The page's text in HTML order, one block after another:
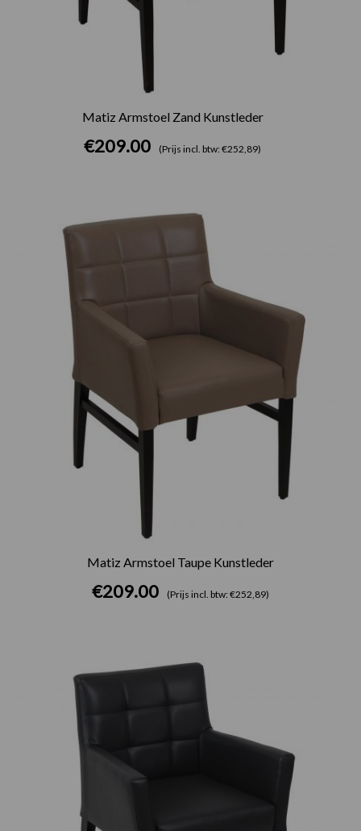
Matiz Armstoel Zand Kunstleder
€209.00 (Prijs incl. btw: €252,89)
Matiz Armstoel Taupe Kunstleder
€209.00 (Prijs incl. btw: €252,89)